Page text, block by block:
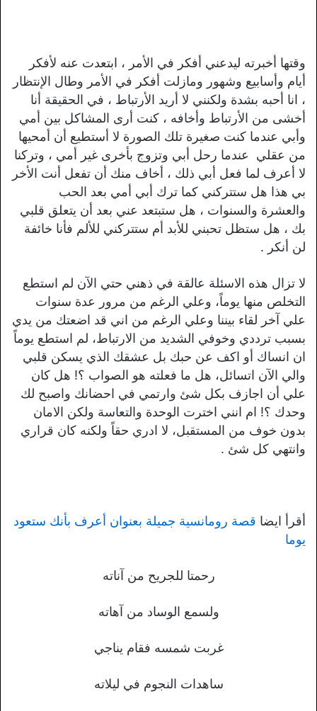
وقتها أخبرته ليدعني أفكر في الأمر ، ابتعدت عنه لأفكر
أيام وأسابيع وشهور ومازلت أفكر في الأمر وطال الإنتظار
، انا أحبه بشدة ولكنني لا أريد الأرتباط ، في الحقيقة أنا
أخشى من الأرتباط وأخافه ، كنت أرى المشاكل بين أمي
وأبي عندما كنت صغيرة تلك الصورة لا أستطيع أن أمحيها
من عقلي عندما رحل أبي وتزوج بأخرى غير أمي ، وتركنا
لا أعرف لما فعل أبي ذلك ، أخاف منك أن تفعل أنت الأخر
بي هذا هل ستتركني كما ترك أبي أمي بعد الحب
والعشرة والسنوات ، هل ستبتعد عني بعد أن يتعلق قلبي
بك ، هل ستظل تحبني للأبد أم ستتركني للألم فأنا خائفة
لن أنكر .
لا تزال هذه الاسئلة عالقة في ذهني حتي الآن لم استطع
التخلص منها يوماً، وعلي الرغم من مرور عدة سنوات
علي آخر لقاء بيننا وعلي الرغم من اني قد اضعتك من يدي
بسبب ترددي وخوفي الشديد من الارتباط، لم استطع يوماً
ان انساك أو اكف عن حبك بل عشقك الذي يسكن قلبي
والي الآن اتسائل، هل ما فعلته هو الصواب ؟! هل كان
علي أن اجازف بكل شئ وارتمي في احضانك واصبح لك
وحدك ؟! ام انني اخترت الوحدة والتعاسة ولكن الامان
بدون خوف من المستقبل، لا ادري حقاً ولكنه كان قراري
وانتهي كل شئ .
أقرأ ايضا قصة رومانسية جميلة بعنوان أعرف بأنك ستعود
يوما
رحمتا للجريح من آناته
ولسمع الوساد من آهاته
غربت شمسه فقام يناجي
ساهدات النجوم في ليلاته